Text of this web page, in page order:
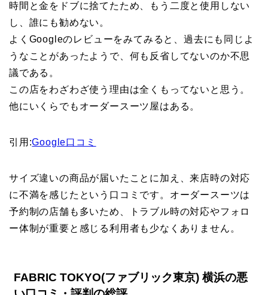
時間と金をドブに捨てたため、もう二度と使用しない
し、誰にも勧めない。
よくGoogleのレビューをみてみると、過去にも同じよ
うなことがあったようで、何も反省してないのか不思
議である。
この店をわざわざ使う理由は全くもってないと思う。
他にいくらでもオーダースーツ屋はある。
引用:Google口コミ
サイズ違いの商品が届いたことに加え、来店時の対応
に不満を感じたという口コミです。オーダースーツは
予約制の店舗も多いため、トラブル時の対応やフォロ
ー体制が重要と感じる利用者も少なくありません。
FABRIC TOKYO(ファブリック東京) 横浜の悪